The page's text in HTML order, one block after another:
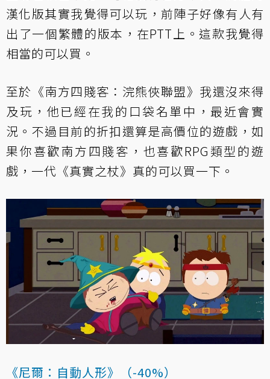
漢化版其實我覺得可以玩，前陣子好像有人有
出了一個繁體的版本，在PTT上。這款我覺得
相當的可以買。
至於《南方四賤客：浣熊俠聯盟》我還沒來得
及玩，他已經在我的口袋名單中，最近會實
況。不過目前的折扣還算是高價位的遊戲，如
果你喜歡南方四賤客，也喜歡RPG類型的遊
戲，一代《真實之杖》真的可以買一下。
《尼爾：自動人形》（-40%）